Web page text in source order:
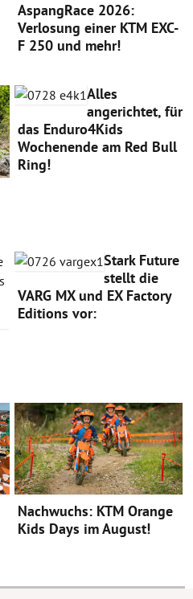
AspangRace 2026:
Verlosung einer KTM EXC-
F 250 und mehr!
Alles
angerichtet, für
das Enduro4Kids
Wochenende am Red Bull
Ring!
Stark Future
stellt die
VARG MX und EX Factory
Editions vor:
Nachwuchs: KTM Orange
Kids Days im August!